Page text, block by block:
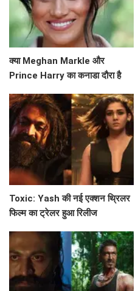
क्या Meghan Markle और
Prince Harry का कनाडा दौरा है
Toxic: Yash की नई एक्शन थ्रिलर
फिल्म का ट्रेलर हुआ रिलीज